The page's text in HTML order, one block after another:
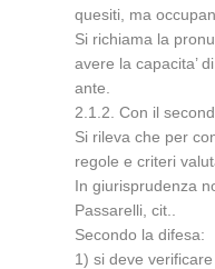
quesiti, ma
Si richiama la
avere la capacita’
ante.
2.1.2. Con il
Si rileva che per
regole e criteri
In giurisprudenza
Passarelli, cit..
Secondo la difesa:
1) si deve